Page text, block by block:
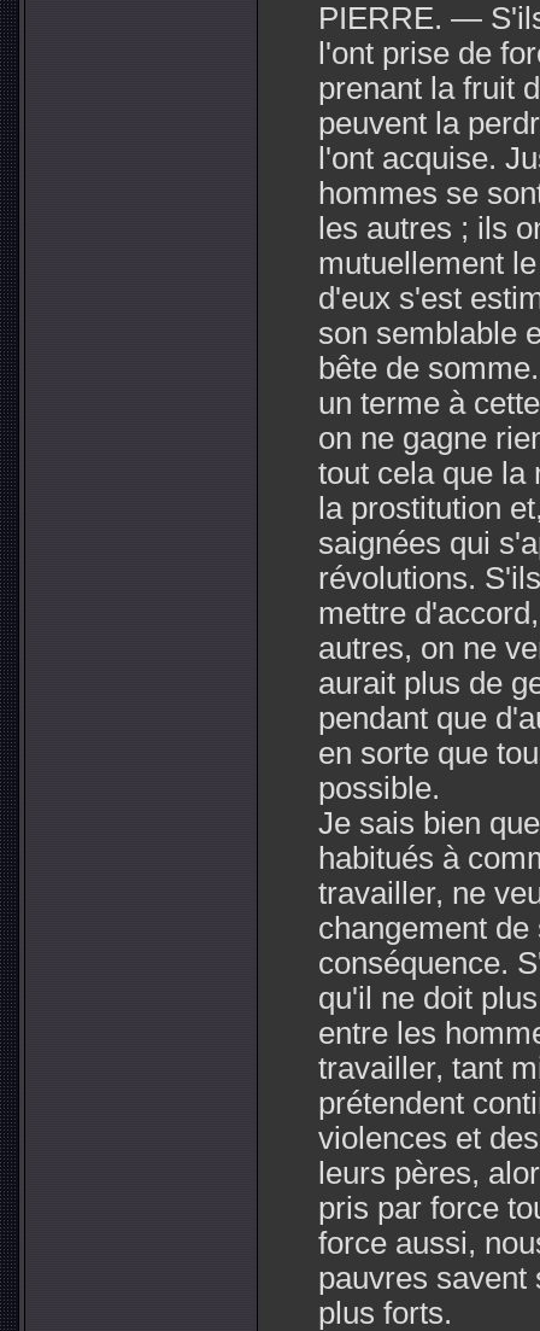
PIERRE. —
l'ont prise de
prenant la fruit
peuvent la
l'ont acquise.
hommes se
les autres ; ils
mutuellement
d'eux s'est
son semblable
bête de
un terme à
on ne gagne
tout cela que la
la prostitution
saignées qui
révolutions.
mettre
autres, on ne
aurait plus de
pendant que
en sorte que
possible.
Je sais bien
habitués à
travailler, ne
changement
conséquence.
qu'il ne doit
entre les
travailler, tant
prétendent
violences et
leurs pères,
pris par force
force aussi,
pauvres savent
plus forts.